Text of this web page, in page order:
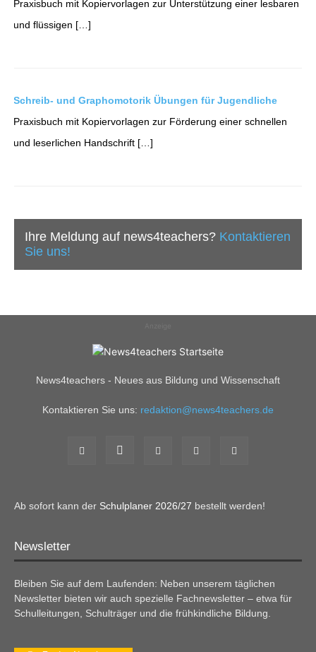
Praxisbuch mit Kopiervorlagen zur Unterstützung einer lesbaren
und flüssigen […]
Schreib- und Graphomotorik Übungen für Jugendliche
Praxisbuch mit Kopiervorlagen zur Förderung einer schnellen
und leserlichen Handschrift […]
Ihre Meldung auf news4teachers? Kontaktieren
Sie uns!
News4teachers - Neues aus Bildung und Wissenschaft
Kontaktieren Sie uns: redaktion@news4teachers.de
Ab sofort kann der Schulplaner 2026/27 bestellt werden!
Newsletter
Bleiben Sie auf dem Laufenden: Neben unserem täglichen
Newsletter bieten wir auch spezielle Fachnewsletter – etwa für
Schulleitungen, Schulträger und die frühkindliche Bildung.